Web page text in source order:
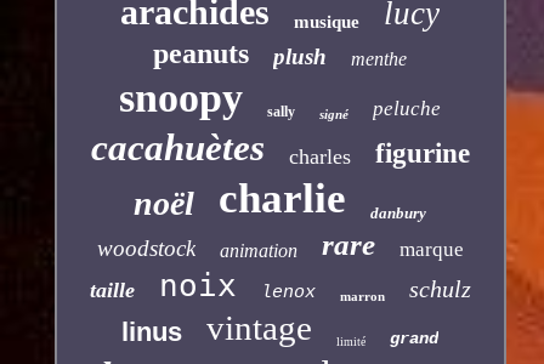
arachides musique lucy
peanuts plush menthe
snoopy sally signé peluche
cacahuètes charles figurine
noël charlie danbury
woodstock animation rare marque
taille noix lenox marron schulz
linus vintage limité grand